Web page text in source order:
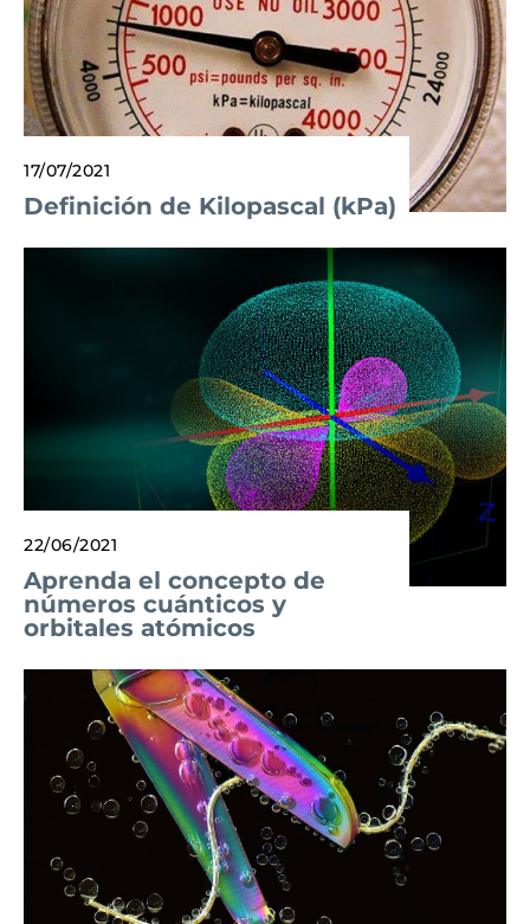
17/07/2021
Definición de Kilopascal (kPa)
22/06/2021
Aprenda el concepto de
números cuánticos y
orbitales atómicos